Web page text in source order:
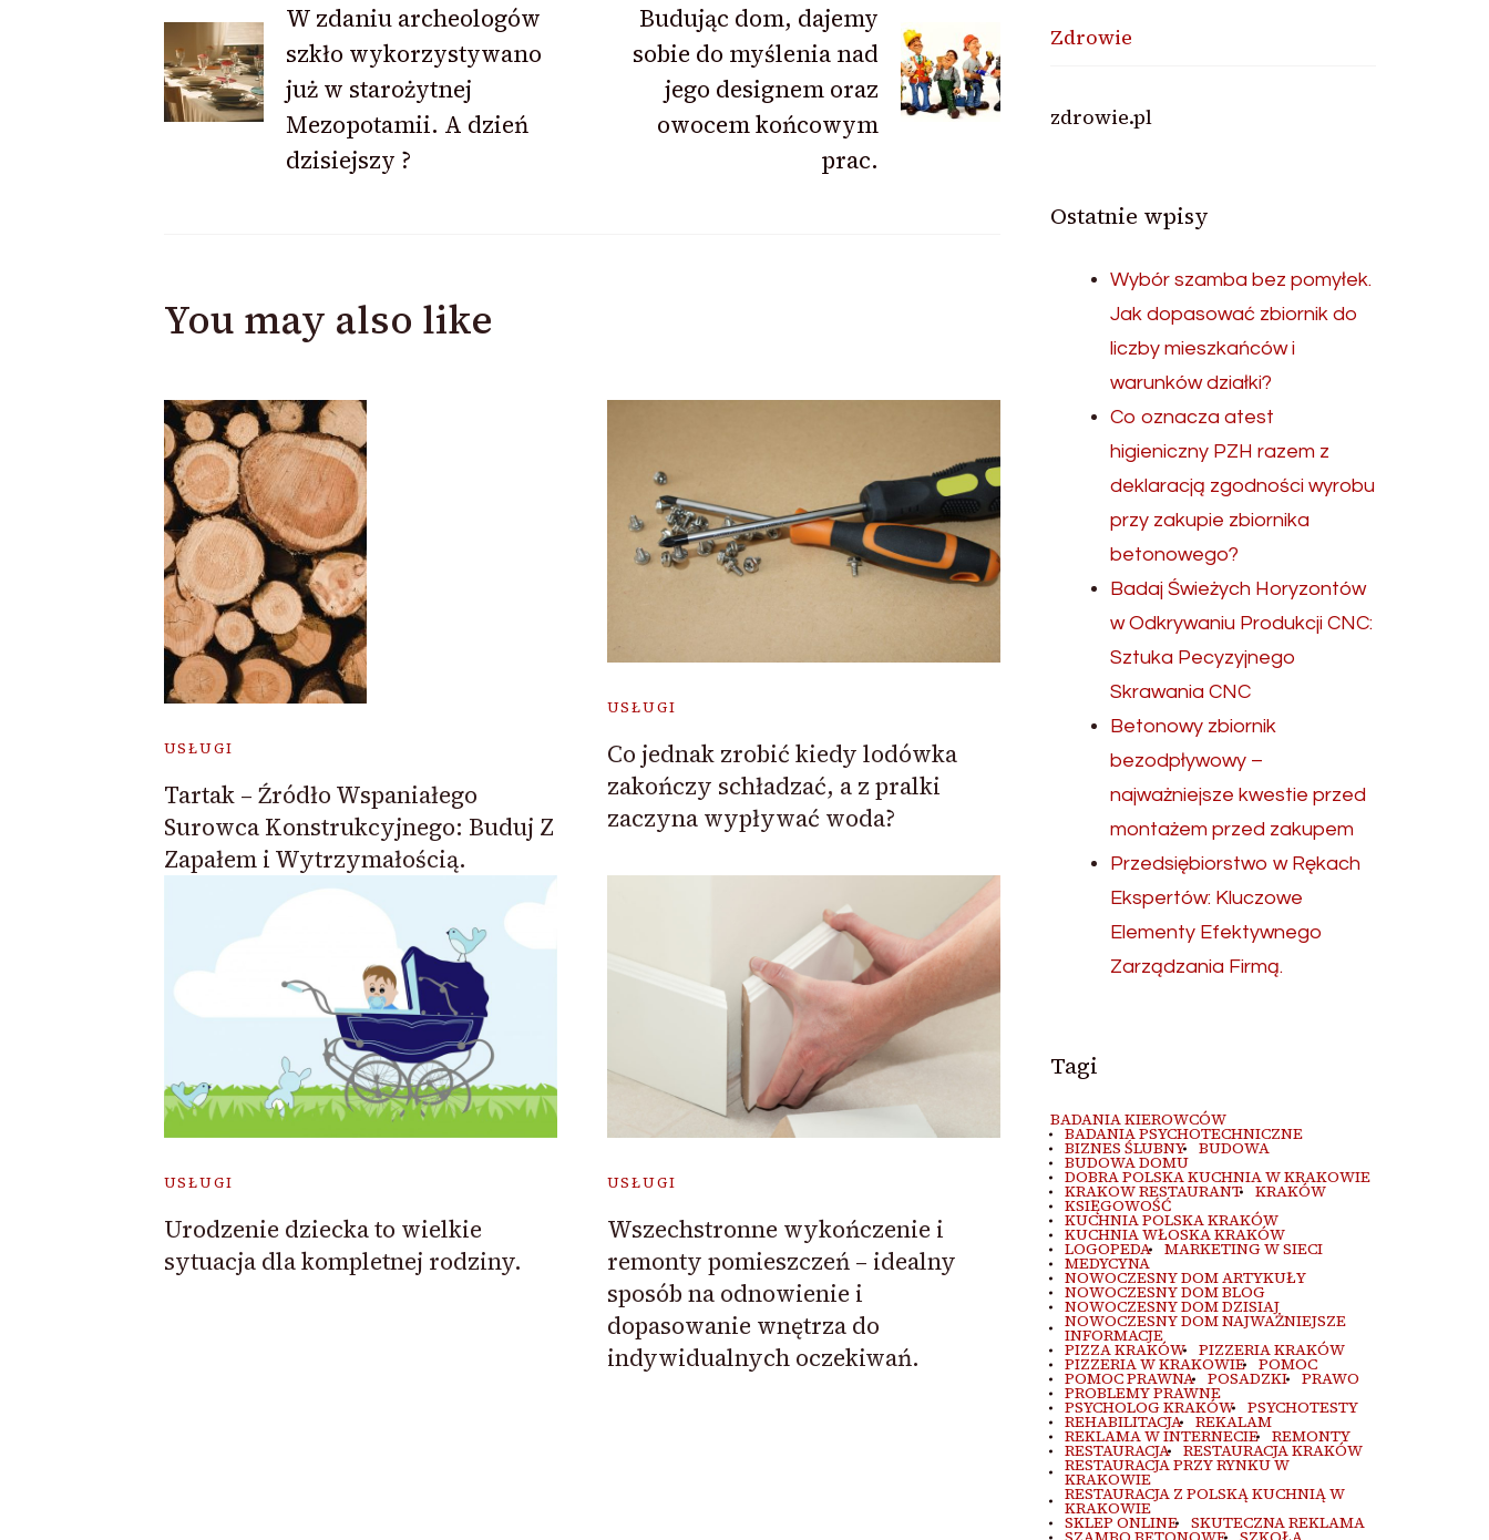
Navigation
W zdaniu archeologów
szkło wykorzystywano
już w starożytnej
Mezopotamii. A dzień
dzisiejszy ?
Budując dom, dajemy
sobie do myślenia nad
jego designem oraz
owocem końcowym
prac.
You may also like
USŁUGI
Tartak – Źródło Wspaniałego
Surowca Konstrukcyjnego: Buduj Z
Zapałem i Wytrzymałością.
USŁUGI
Co jednak zrobić kiedy lodówka
zakończy schładzać, a z pralki
zaczyna wypływać woda?
USŁUGI
Urodzenie dziecka to wielkie
sytuacja dla kompletnej rodziny.
USŁUGI
Wszechstronne wykończenie i
remonty pomieszczeń – idealny
sposób na odnowienie i
dopasowanie wnętrza do
indywidualnych oczekiwań.
Zdrowie
zdrowie.pl
Ostatnie wpisy
Wybór szamba bez pomyłek.
Jak dopasować zbiornik do
liczby mieszkańców i
warunków działki?
Co oznacza atest
higieniczny PZH razem z
deklaracją zgodności wyrobu
przy zakupie zbiornika
betonowego?
Badaj Świeżych Horyzontów
w Odkrywaniu Produkcji CNC:
Sztuka Pecyzyjnego
Skrawania CNC
Betonowy zbiornik
bezodpływowy –
najważniejsze kwestie przed
montażem przed zakupem
Przedsiębiorstwo w Rękach
Ekspertów: Kluczowe
Elementy Efektywnego
Zarządzania Firmą.
Tagi
BADANIA KIEROWCÓW
BADANIA PSYCHOTECHNICZNE
BIZNES ŚLUBNY BUDOWA
BUDOWA DOMU
DOBRA POLSKA KUCHNIA W KRAKOWIE
KRAKOW RESTAURANT KRAKÓW
KSIĘGOWOŚĆ
KUCHNIA POLSKA KRAKÓW
KUCHNIA WŁOSKA KRAKÓW
LOGOPEDA MARKETING W SIECI
MEDYCYNA
NOWOCZESNY DOM ARTYKUŁY
NOWOCZESNY DOM BLOG
NOWOCZESNY DOM DZISIAJ
NOWOCZESNY DOM NAJWAŻNIEJSZE
INFORMACJE
PIZZA KRAKÓW PIZZERIA KRAKÓW
PIZZERIA W KRAKOWIE POMOC
POMOC PRAWNA POSADZKI PRAWO
PROBLEMY PRAWNE
PSYCHOLOG KRAKÓW PSYCHOTESTY
REHABILITACJA REKALAM
REKLAMA W INTERNECIE REMONTY
RESTAURACJA RESTAURACJA KRAKÓW
RESTAURACJA PRZY RYNKU W
KRAKOWIE
RESTAURACJA Z POLSKĄ KUCHNIĄ W
KRAKOWIE
SKLEP ONLINE SKUTECZNA REKLAMA